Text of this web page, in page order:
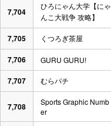
7,704
ひろにゃん大学【にゃ
んこ大戦争 攻略】
7,705 くつろぎ茶屋
7,706 GURU GURU!
7,707 むらパチ
7,708
Sports Graphic Numb
er